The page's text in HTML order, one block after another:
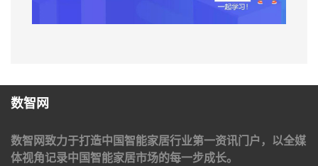
数智网
数智网致力于打造中国智能家居行业第一资讯门户，以全媒
体视角记录中国智能家居市场的每一步成长。